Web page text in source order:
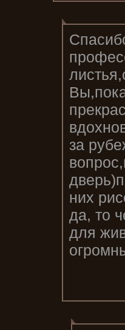
за
них
да, то
для